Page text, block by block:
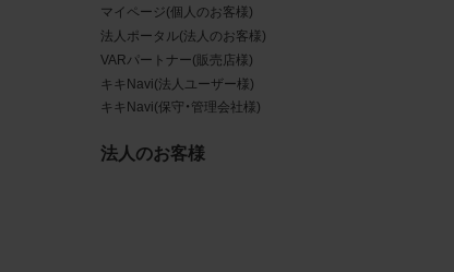
マイページ(個人のお客様)
法人ポータル(法人のお客様)
VARパートナー(販売店様)
キキNavi(法人ユーザー様)
キキNavi(保守・管理会社様)
法人のお客様